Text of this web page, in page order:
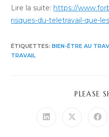
Lire la suite: https://
risques-du-teletravail-que-
ÉTIQUETTES:BIEN-ÊTRE AU
TRAVAIL
PLEASE
Ouvrir
Ouvrir